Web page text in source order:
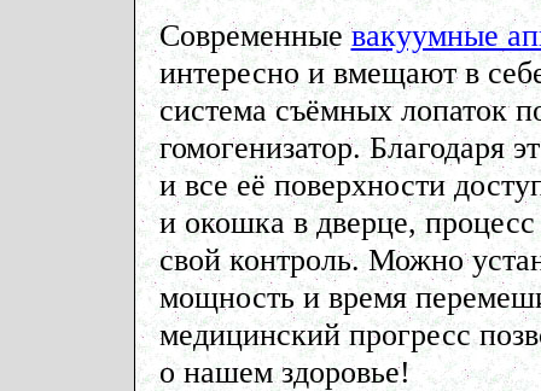
Современныевакуумные
интересно и вмещают в
система съёмных лопаток
гомогенизатор. Благодаря
и все её поверхности
и окошка в дверце,
свой контроль. Можно
мощность и время
медицинский прогресс
о нашем здоровье!